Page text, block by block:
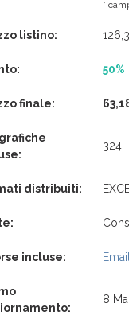
*
listino:
50%
finale:
324
distribuiti:
incluse:
8